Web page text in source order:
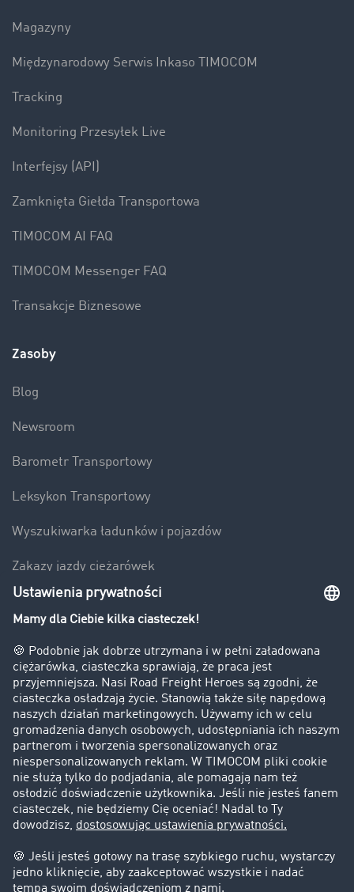
Magazyny
Międzynarodowy Serwis Inkaso TIMOCOM
Tracking
Monitoring Przesyłek Live
Interfejsy (API)
Zamknięta Giełda Transportowa
TIMOCOM AI FAQ
TIMOCOM Messenger FAQ
Transakcje Biznesowe
Zasoby
Blog
Newsroom
Barometr Transportowy
Leksykon Transportowy
Wyszukiwarka ładunków i pojazdów
Zakazy jazdy ciężarówek
Bezpieczeństwo
Firma
Historie sukcesu
Klienci pozyskują nowych klientów
Informacje prawne
Impressum
OWU
Ochrona danych